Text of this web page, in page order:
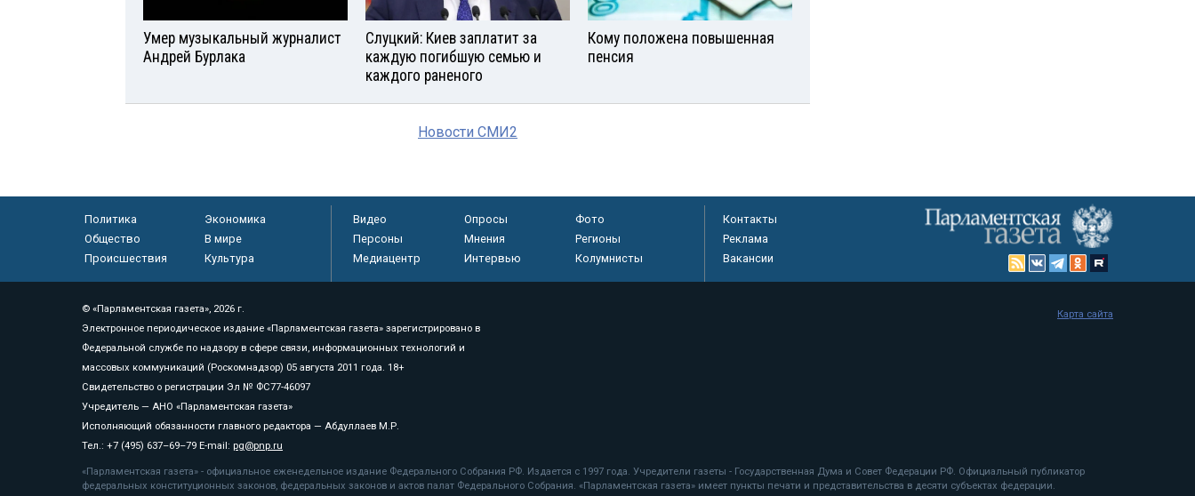
Умер музыкальный журналист
Андрей Бурлака
Слуцкий: Киев заплатит за
каждую погибшую семью и
каждого раненого
Кому положена повышенная
пенсия
Новости СМИ2
Политика
Экономика
Общество
В мире
Происшествия
Культура
Видео Опросы
Фото
Персоны
Мнения
Регионы
Медиацентр
Интервью Колумнисты
Контакты
Реклама
Вакансии
© «Парламентская газета», 2026 г.
Электронное периодическое издание «Парламентская газета» зарегистрировано в
Федеральной службе по надзору в сфере связи, информационных технологий и
массовых коммуникаций (Роскомнадзор) 05 августа 2011 года. 18+
Свидетельство о регистрации Эл № ФС77-46097
Учредитель — АНО «Парламентская газета»
Исполняющий обязанности главного редактора — Абдуллаев М.Р.
Тел.: +7 (495) 637–69–79 E-mail: pg@pnp.ru
«Парламентская газета» - официальное еженедельное издание Федерального Собрания РФ. Издается с 1997 года. Учредители газеты - Государственная Дума и Совет Федерации РФ. Официальный публикатор
федеральных конституционных законов, федеральных законов и актов палат Федерального Собрания. «Парламентская газета» имеет пункты печати и представительства в десяти субъектах федерации.
Карта сайта